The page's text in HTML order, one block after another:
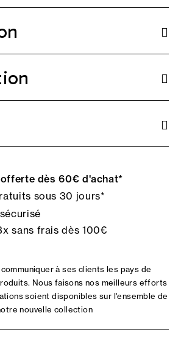
dès 60€ d'achat*
sous 30 jours*
sans frais dès 100€
à ses clients les pays de
Nous faisons nos meilleurs efforts
soient disponibles sur l'ensemble de
nouvelle collection